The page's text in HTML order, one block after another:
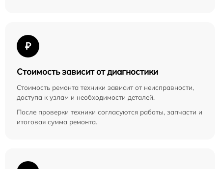
₽
Стоимость зависит от диагностики
Стоимость ремонта техники зависит от неисправности,
доступа к узлам и необходимости деталей.
После проверки техники согласуются работы, запчасти и
итоговая сумма ремонта.